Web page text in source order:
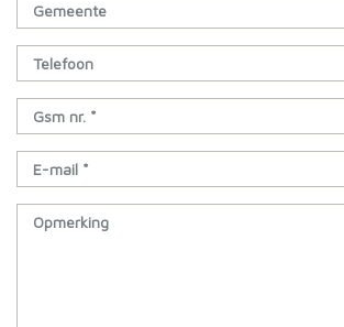
Gemeente
Telefoon
Gsm nr. *
E-mail *
Opmerking